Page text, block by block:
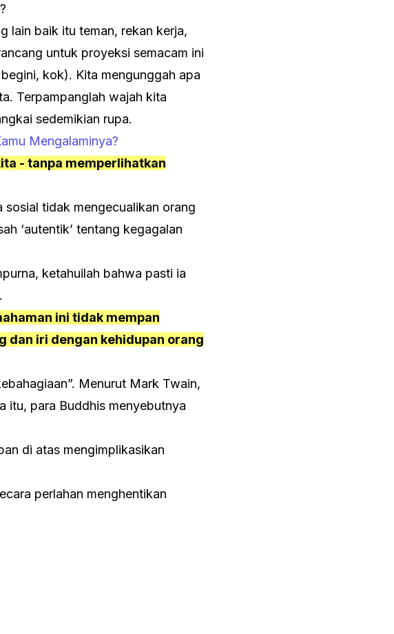
lain baik itu teman, rekan kerja,
untuk proyeksi semacam ini
kok). Kita mengunggah apa
Terpampanglah wajah kita
sedemikian rupa.
Mengalaminya?
- tanpa memperlihatkan
tidak mengecualikan orang
‘autentik’ tentang kegagalan
ketahuilah bahwa pasti ia
ini tidak mempan
dan iri dengan kehidupan orang
Menurut Mark Twain,
itu, para Buddhis menyebutnya
di atas mengimplikasikan
perlahan menghentikan